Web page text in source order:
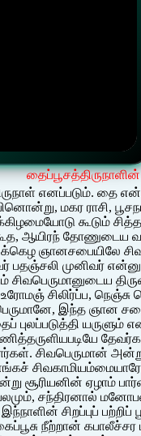
தைப்பூசத்திருநாளின்
எனப்படும்.
மகர ராசி,
கூடும்
ஆயிரந் தோணுடைய
ஞானசபையிலே
பதஞ்சலி முனிவர்
சிலிர்ப்ப,
இந்த ஞான
சிவபெருமான்
சூரியனின் ஏழாம்
சந்திரனால்
சிறப்புப்
நீற்றான் கபாலீச்சர